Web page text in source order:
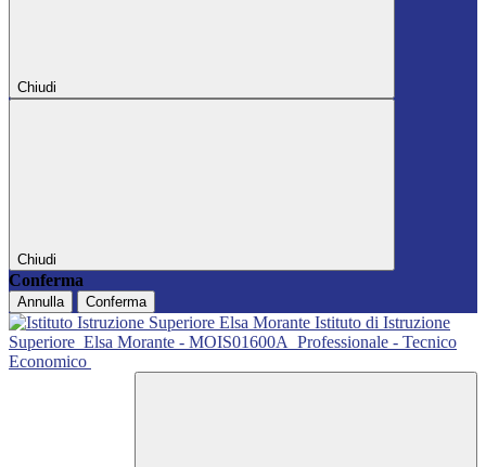
Chiudi
Chiudi
Conferma
Annulla Conferma
Istituto di Istruzione
Superiore Elsa Morante - MOIS01600A Professionale - Tecnico
Economico